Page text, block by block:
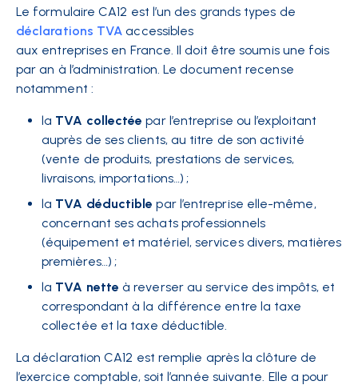
Le formulaire CA12 est l’un des grands types de
déclarations TVA accessibles
aux entreprises en France. Il doit être soumis une fois
par an à l’administration. Le document recense
notamment :
la TVA collectée par l’entreprise ou l’exploitant
auprès de ses clients, au titre de son activité
(vente de produits, prestations de services,
livraisons, importations…) ;
la TVA déductible par l’entreprise elle-même,
concernant ses achats professionnels
(équipement et matériel, services divers, matières
premières…) ;
la TVA nette à reverser au service des impôts, et
correspondant à la différence entre la taxe
collectée et la taxe déductible.
La déclaration CA12 est remplie après la clôture de
l’exercice comptable, soit l’année suivante. Elle a pour